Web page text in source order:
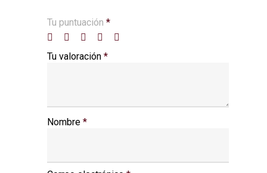
Tu puntuación *
Tu valoración *
Nombre *